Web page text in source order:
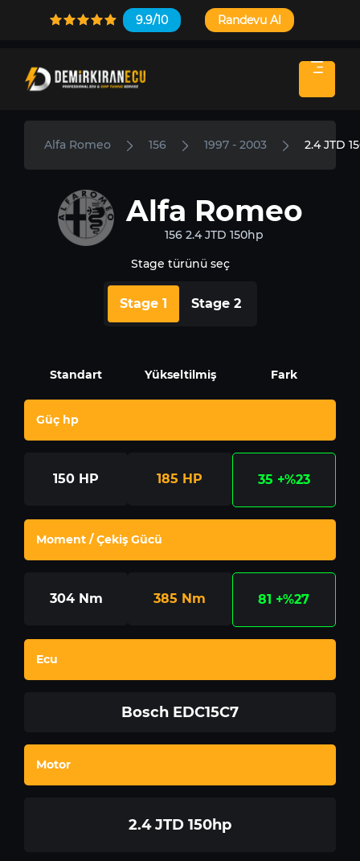
9.9/10 Randevu Al
Alfa Romeo 156 1997 - 2003 2.4 JTD
Alfa Romeo
156 2.4 JTD 150hp
Stage türünü seç
Stage 1 Stage 2
Standart Yükseltilmiş Fark
Güç hp
150 HP 185 HP 35 +%23
Moment / Çekiş Gücü
304 Nm 385 Nm 81 +%27
Ecu
Bosch EDC15C7
Motor
2.4 JTD 150hp